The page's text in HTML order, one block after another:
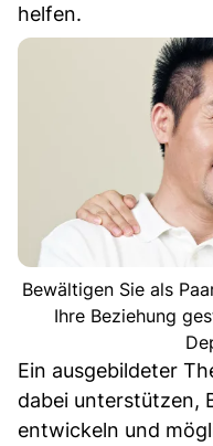
helfen.
Bewältigen Sie als
Ihre Beziehung
Ein ausgebildeter
dabei unterstützen,
entwickeln und